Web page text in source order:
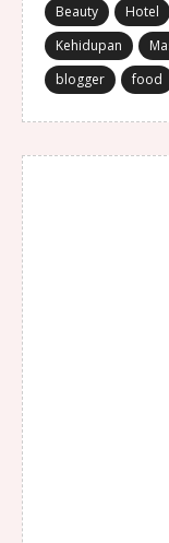
Beauty Hotel
Kehidupan
blogger
food